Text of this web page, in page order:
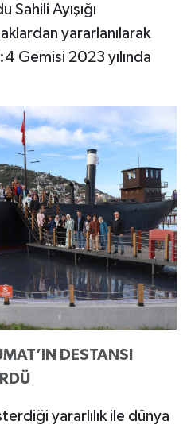
Sahili Ayışığı
yararlanılarak
Gemisi 2023 yılında
DESTANSI
yararlılık ile dünya